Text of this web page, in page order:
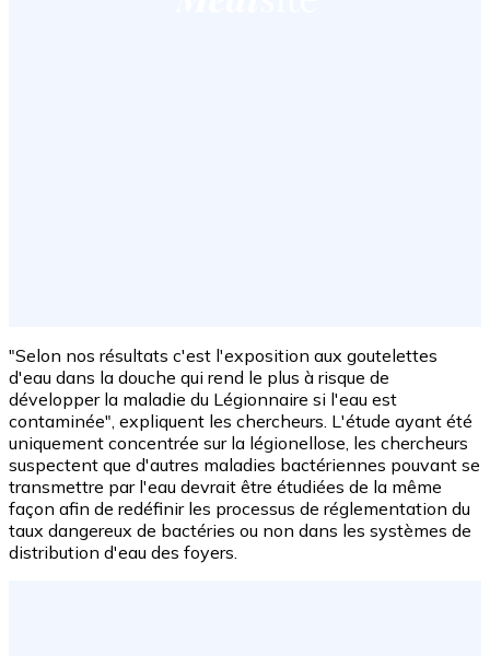
"Selon nos résultats c'est l'exposition aux goutelettes
d'eau dans la douche qui rend le plus à risque de
développer la maladie du Légionnaire si l'eau est
contaminée", expliquent les chercheurs. L'étude ayant été
uniquement concentrée sur la légionellose, les chercheurs
suspectent que d'autres maladies bactériennes pouvant se
transmettre par l'eau devrait être étudiées de la même
façon afin de redéfinir les processus de réglementation du
taux dangereux de bactéries ou non dans les systèmes de
distribution d'eau des foyers.